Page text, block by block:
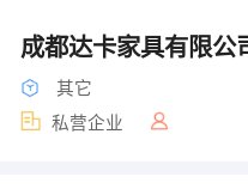
成都达卡家具有限公
其它
私营企业